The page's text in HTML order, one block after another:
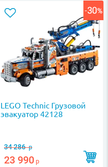
LEGO Technic Грузовой
эвакуатор 42128
34 286р
23 990 р